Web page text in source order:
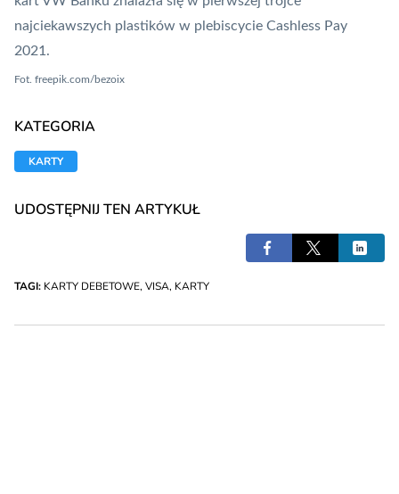
najciekawszych plastików w plebiscycie Cashless Pay
2021 .
Fot. freepik.com/bezoix
KATEGORIA
KARTY
UDOSTĘPNIJ TEN ARTYKUŁ
TAGI: KARTY DEBETOWE, VISA, KARTY